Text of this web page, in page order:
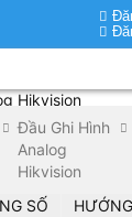
Đầu Ghi Hình
Analog
Hikvision
SỐ